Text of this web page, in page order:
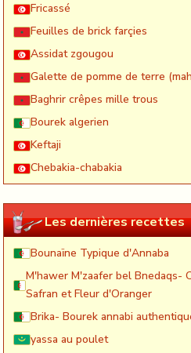
Fricassé
Feuilles de brick farçies
Assidat zgougou
Galette de pomme de terre
Baghrir crêpes mille trous
Bourek algerien
Keftaji
Chebakia-chabakia
Les dernières recettes
Bounaïne Typique d'Annaba
M'hawer M'zaafer bel Bnedaqs-
Safran et Fleur d'Oranger
Brika- Bourek annabi
yassa au poulet